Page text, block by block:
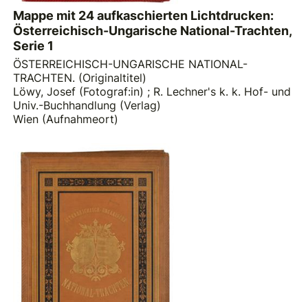
Mappe mit 24 aufkaschierten Lichtdrucken:
Österreichisch-Ungarische National-Trachten,
Serie 1
ÖSTERREICHISCH-UNGARISCHE NATIONAL-
TRACHTEN. (Originaltitel)
Löwy, Josef (Fotograf:in) ; R. Lechner's k. k. Hof- und
Univ.-Buchhandlung (Verlag)
Wien (Aufnahmeort)